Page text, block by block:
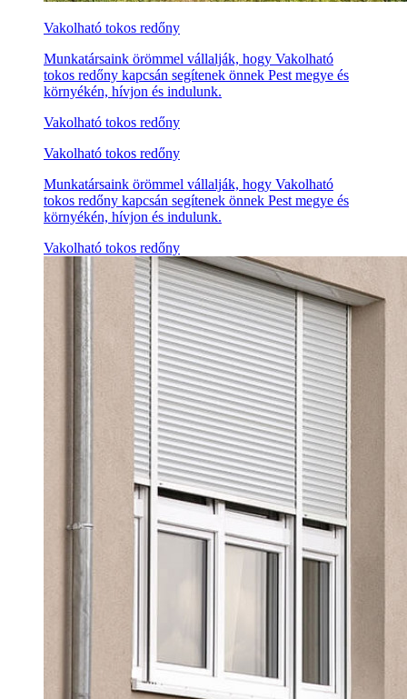
Vakolható tokos redőny
Munkatársaink örömmel vállalják, hogy Vakolható
tokos redőny kapcsán segítenek önnek Pest megye és
környékén, hívjon és indulunk.
Vakolható tokos redőny
Vakolható tokos redőny
Munkatársaink örömmel vállalják, hogy Vakolható
tokos redőny kapcsán segítenek önnek Pest megye és
környékén, hívjon és indulunk.
Vakolható tokos redőny